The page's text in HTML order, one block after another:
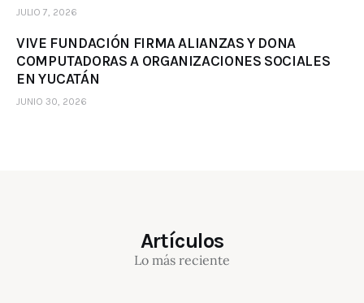
JULIO 7, 2026
VIVE FUNDACIÓN FIRMA ALIANZAS Y DONA
COMPUTADORAS A ORGANIZACIONES SOCIALES
EN YUCATÁN
JUNIO 30, 2026
Artículos
Lo más reciente